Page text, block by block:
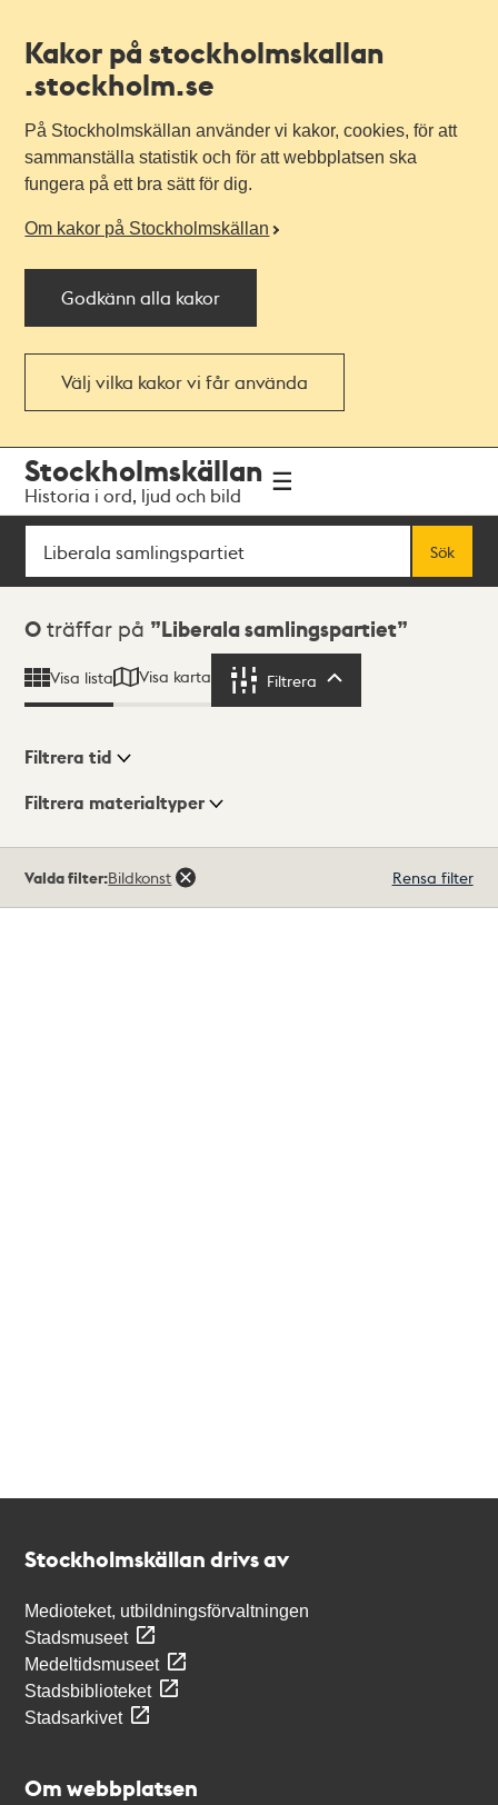
Kakor på stockholmskallan
.stockholm.se
På Stockholmskällan använder vi kakor, cookies, för att
sammanställa statistik och för att webbplatsen ska
fungera på ett bra sätt för dig.
Om kakor på Stockholmskällan
Godkänn alla kakor
Välj vilka kakor vi får använda
navigationen
huvudinnehållet
Stockholmskällan
Historia i ord, ljud och bild
Sök
Sök
Sökresultat
0 träffar på Liberala samlingspartiet
Visa lista Visa karta Filtrera
Visningsläge
Filtrera tid
Filtrera materialtyper
träffar
Valda filter:Bildkonst Rensa filter
Stockholmskällan drivs av
Medioteket, utbildningsförvaltningen
Stadsmuseet
Medeltidsmuseet
Stadsbiblioteket
Stadsarkivet
Om webbplatsen